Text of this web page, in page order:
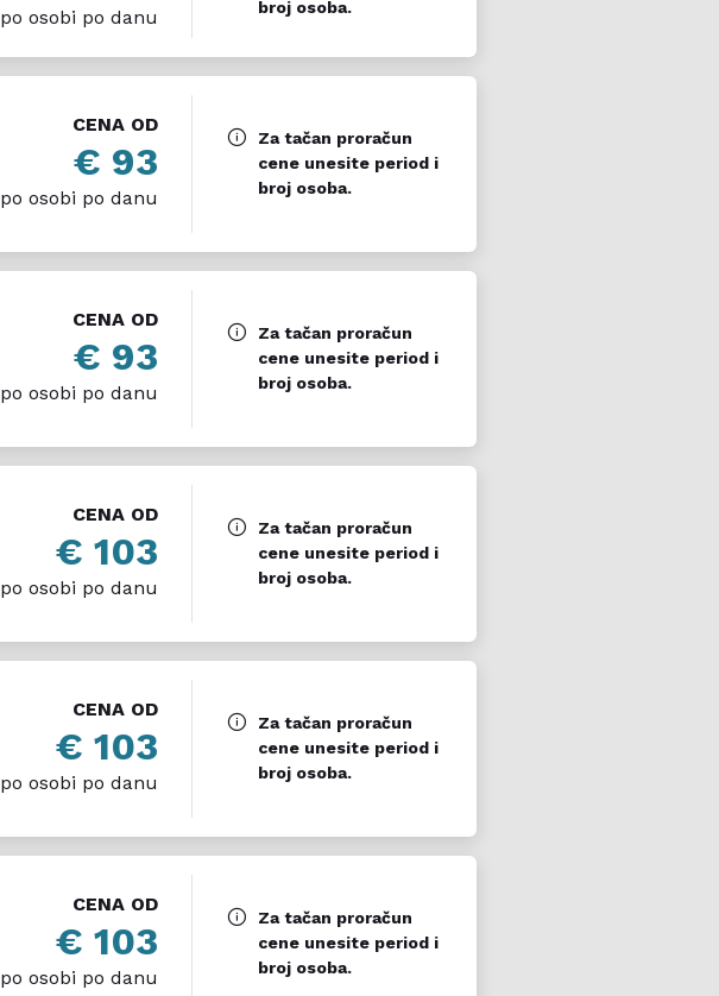
po osobi po danu
broj osoba.
CENA OD
€ 93
po osobi po danu
Za tačan proračun
cene unesite period i
broj osoba.
CENA OD
€ 93
po osobi po danu
Za tačan proračun
cene unesite period i
broj osoba.
CENA OD
€ 103
po osobi po danu
Za tačan proračun
cene unesite period i
broj osoba.
CENA OD
€ 103
po osobi po danu
Za tačan proračun
cene unesite period i
broj osoba.
CENA OD
€ 103
po osobi po danu
Za tačan proračun
cene unesite period i
broj osoba.